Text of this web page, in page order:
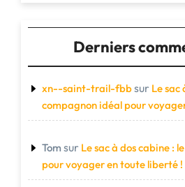
Derniers
xn--saint-trail-fbbsur Le sac
compagnon idéal pour
Tom sur Le sac à dos cabine :
pour voyager en toute liberté !